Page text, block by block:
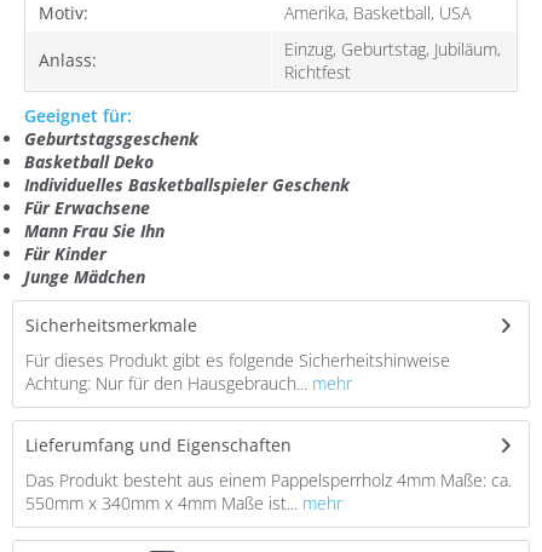
Motiv: Amerika, Basketball, USA
Anlass:
Einzug, Geburtstag, Jubiläum,
Richtfest
Geeignet für:
Geburtstagsgeschenk
Basketball Deko
Individuelles Basketballspieler Geschenk
Für Erwachsene
Mann Frau Sie Ihn
Für Kinder
Junge Mädchen
Sicherheitsmerkmale
Für dieses Produkt gibt es folgende Sicherheitshinweise
Achtung: Nur für den Hausgebrauch... mehr
Lieferumfang und Eigenschaften
Das Produkt besteht aus einem Pappelsperrholz 4mm Maße: ca.
550mm x 340mm x 4mm Maße ist... mehr